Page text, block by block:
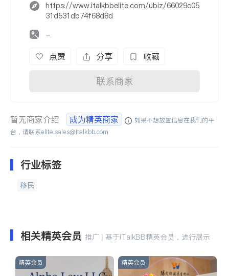
https://www.italkbbelite.com/ubiz/66029c05
31d531db74f68d8d
-
点赞 分享 收藏
联系商家
暂无商家介绍 成为精英商家
如果不想放置信息在我们的平
台，请联系elite.sales@italkbb.com
行业标签
移民
相关精英会员 推广 | 基于iTalkBB精英会员，进行展示
精英会员 精英会员